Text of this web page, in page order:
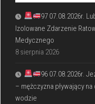
97 07.08.2026r.
Izolowane Zdarzenie
Medycznego
8 sierpnia 2026
96 07.08.2026r.
– mężczyzna pływający
wodzie